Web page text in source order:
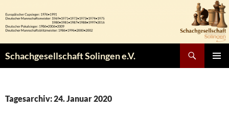
Inhalt
springen
Schachgesellschaft Solingen e.V.
Tagesarchiv: 24. Januar 2020